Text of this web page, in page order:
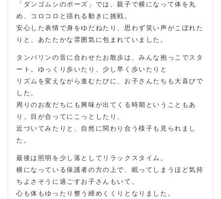
「ダンゴムシのポーズ」では、親子で横になって体を丸
め、コロコロと揺れる動きに挑戦。
安心した表情で身をゆだねたり、思わず笑い声がこぼれた
りと、あたたかな雰囲気に包まれていました。
タンバリンの音に合わせたお散歩は、みんな抱っこでスタ
ート。ゆっくり歩いたり、少し早く歩いたりと
リズムを変えながら進むたびに、お子さんたちも大喜びで
した。
周りのお友だちにも興味が出てくる時期ということもあ
り、目が合ってにこっとしたり、
近づいてみたりと、自然に関わり合う様子も見られまし
た。
最後は照明を少し落としてリラックスタイム。
横になっている保護者の方の上で、眠ってしまうほど気持
ちよさそうに過ごすお子さんもいて、
心も体もゆったり整う締めくくりとなりました。